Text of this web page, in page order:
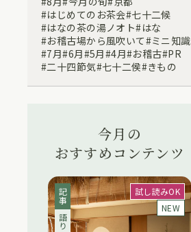
はじめてのお茶会 七十二候
はなの茶の湯ノオト はな
お稽古場から風吹いて
ミニ知識
7月 6月 5月 4月 お稽古 PR
二十四節気 七十二侯 きもの
今月の
おすすめコンテンツ
記事
語り
試し読みOK
NEW